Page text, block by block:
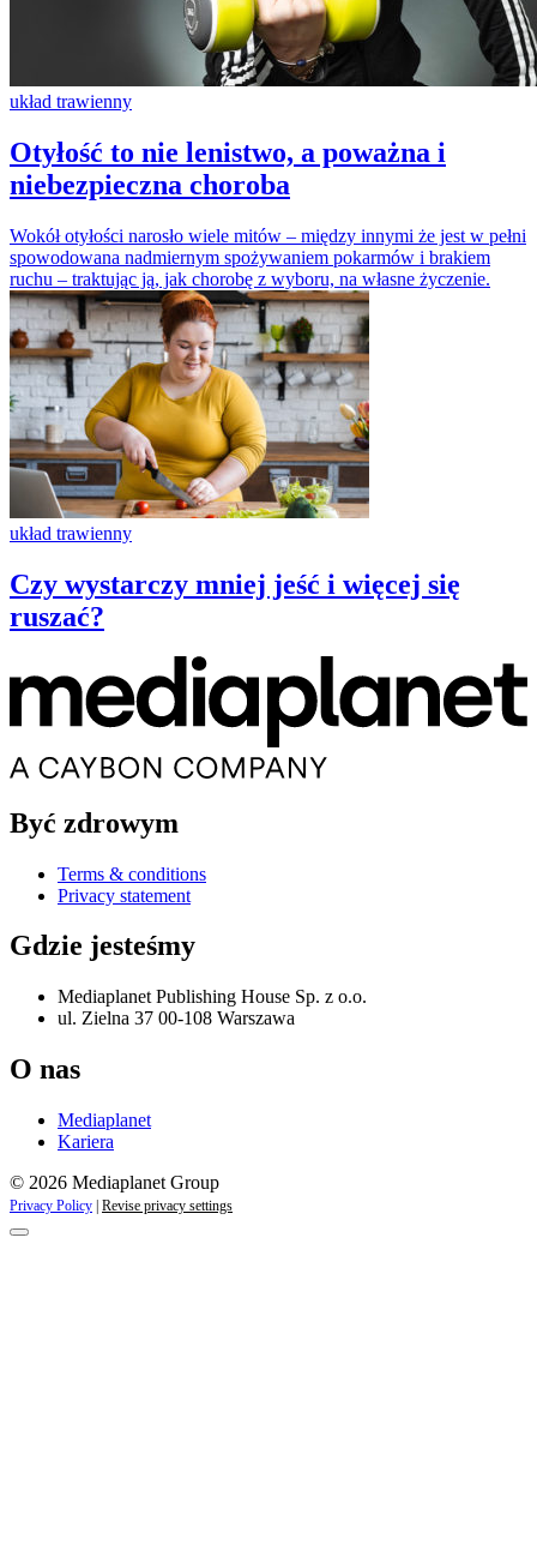
układ trawienny
Otyłość to nie lenistwo, a poważna i
niebezpieczna choroba
Wokół otyłości narosło wiele mitów – między innymi że jest w pełni
spowodowana nadmiernym spożywaniem pokarmów i brakiem
ruchu – traktując ją, jak chorobę z wyboru, na własne życzenie.
układ trawienny
Czy wystarczy mniej jeść i więcej się
ruszać?
Być zdrowym
Terms & conditions
Privacy statement
Gdzie jesteśmy
Mediaplanet Publishing House Sp. z o.o.
ul. Zielna 37 00-108 Warszawa
O nas
Mediaplanet
Kariera
© 2026 Mediaplanet Group
Privacy Policy Revise privacy settings